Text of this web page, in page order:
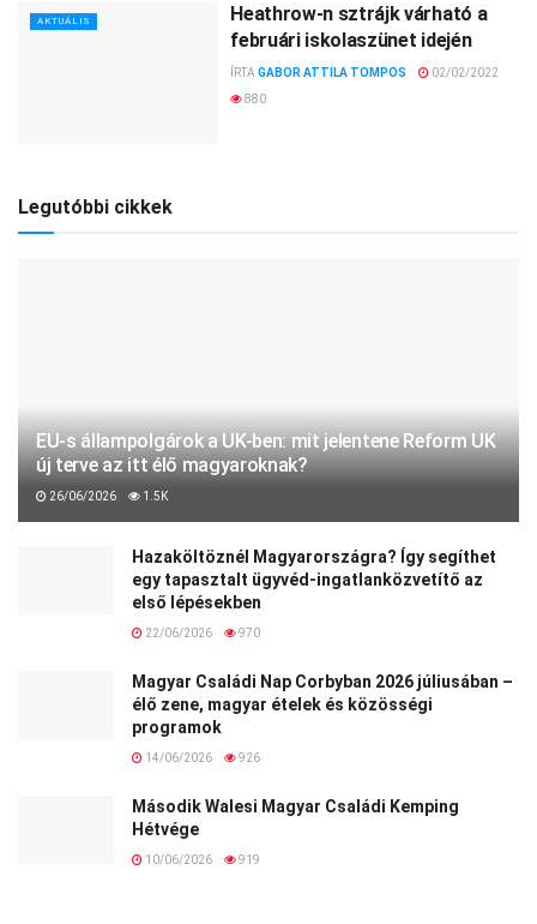
AKTUÁLIS
Heathrow-n sztrájk várható a
februári iskolaszünet idején
ÍRTA GABOR ATTILA TOMPOS
02/02/2022
880
Legutóbbi cikkek
EU-s állampolgárok a UK-ben: mit jelentene Reform UK
új terve az itt élő magyaroknak?
26/06/2026 1.5K
Hazaköltöznél Magyarországra? Így segíthet
egy tapasztalt ügyvéd-ingatlanközvetítő az
első lépésekben
22/06/2026 970
Magyar Családi Nap Corbyban 2026 júliusában –
élő zene, magyar ételek és közösségi
programok
14/06/2026 926
Második Walesi Magyar Családi Kemping
Hétvége
10/06/2026 919